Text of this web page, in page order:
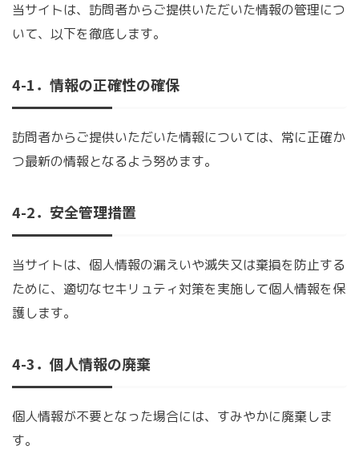
当サイトは、訪問者からご提供いただいた情報の管理につ
いて、以下を徹底します。
4-1．情報の正確性の確保
訪問者からご提供いただいた情報については、常に正確か
つ最新の情報となるよう努めます。
4-2．安全管理措置
当サイトは、個人情報の漏えいや滅失又は棄損を防止する
ために、適切なセキリュティ対策を実施して個人情報を保
護します。
4-3．個人情報の廃棄
個人情報が不要となった場合には、すみやかに廃棄しま
す。